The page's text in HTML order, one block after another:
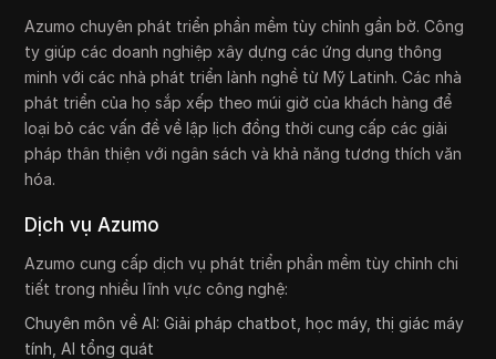
Azumo chuyên phát triển phần mềm tùy chỉnh gần bờ. Công
ty giúp các doanh nghiệp xây dựng các ứng dụng thông
minh với các nhà phát triển lành nghề từ Mỹ Latinh. Các nhà
phát triển của họ sắp xếp theo múi giờ của khách hàng để
loại bỏ các vấn đề về lập lịch đồng thời cung cấp các giải
pháp thân thiện với ngân sách và khả năng tương thích văn
hóa.
Dịch vụ Azumo
Azumo cung cấp dịch vụ phát triển phần mềm tùy chỉnh chi
tiết trong nhiều lĩnh vực công nghệ:
Chuyên môn về AI: Giải pháp chatbot, học máy, thị giác máy
tính, AI tổng quát